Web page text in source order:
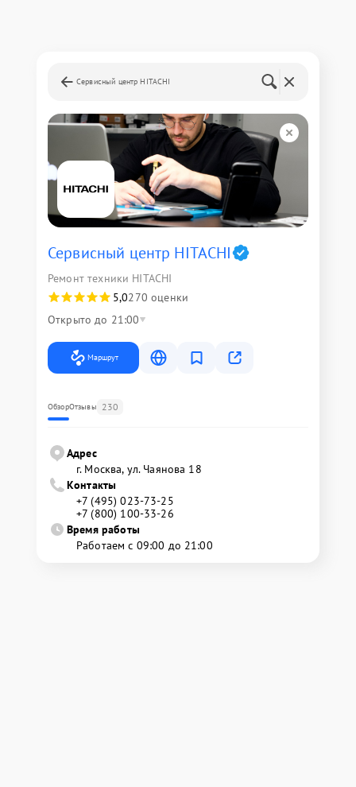
Сервисный центр HITACHI
Сервисный центр HITACHI
Ремонт техники HITACHI
5,0270 оценки
Открыто до 21:00
Маршрут
ОбзорОтзывы 230
Адрес
г. Москва, ул. Чаянова 18
Контакты
+7 (495) 023-73-25
+7 (800) 100-33-26
Время работы
Работаем с 09:00 до 21:00